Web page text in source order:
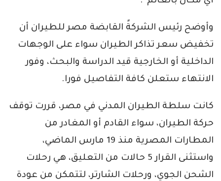
وأوضح رئيس الشركةً القابضة مصر للطيران أن
تخفيض سعر تذاكر الطيران سواء على الوجهات
الداخلية أو الخارجية قيد الدراسة والبحث، وفور
الانتهاء ستعلن كافة التفاصيل فورا.
كانت سلطة الطيران المدني في مصر، قررت توقف
حركة الطيران، سواء القادم أو المغادر من
المطارات المصرية منذ 19 مارس الماضي،
واستثنى القرار 5 حالات من التعليق، هي رحلات
الشحن الجوي، ورحلات الشارتر، لتتمكن من عودة